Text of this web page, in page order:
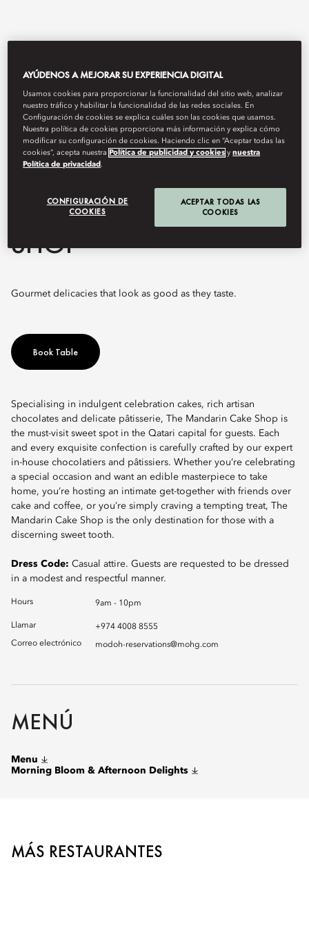
View All
THE MANDARIN CAKE
SHOP
Gourmet delicacies that look as good as they taste.
Book Table
Specialising in indulgent celebration cakes, rich artisan
chocolates and delicate pâtisserie, The Mandarin Cake Shop is
the must-visit sweet spot in the Qatari capital for guests. Each
and every exquisite confection is carefully crafted by our expert
in-house chocolatiers and pâtissiers. Whether you’re celebrating
a special occasion and want an edible masterpiece to take
home, you’re hosting an intimate get-together with friends over
cake and coffee, or you’re simply craving a tempting treat, The
Mandarin Cake Shop is the only destination for those with a
discerning sweet tooth.
Dress Code: Casual attire. Guests are requested to be dressed
in a modest and respectful manner.
Hours 9am - 10pm
Llamar
+974 4008 8555
Correo electrónico
modoh-reservations@mohg.com
MENÚ
Menu
Morning Bloom & Afternoon Delights
MÁS RESTAURANTES
AYÚDENOS A MEJORAR SU EXPERIENCIA DIGITAL
Usamos cookies para proporcionar la funcionalidad del sitio web, analizar
nuestro tráfico y habilitar la funcionalidad de las redes sociales. En
Configuración de cookies se explica cuáles son las cookies que usamos.
Nuestra política de cookies proporciona más información y explica cómo
modificar su configuración de cookies. Haciendo clic en “Aceptar todas las
cookies”, acepta nuestra Política de publicidad y cookies ynuestra
Política de privacidad .
CONFIGURACIÓN DE
COOKIES
ACEPTAR TODAS LAS
COOKIES